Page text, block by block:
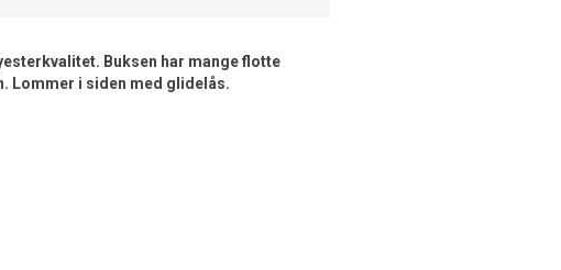
Buksen har mange flotte
Lommer i siden med glidelås.